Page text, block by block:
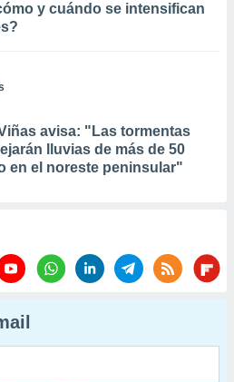
y cuándo se intensifican
avisa: "Las tormentas
lluvias de más de 50
en el noreste peninsular"